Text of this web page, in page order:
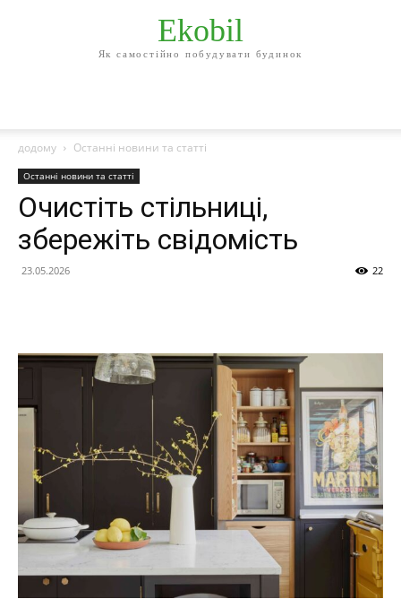
Ekobil
Як самостійно побудувати будинок
додому Останні новини та статті
Останні новини та статті
Очистіть стільниці,
збережіть свідомість
23.05.2026 22